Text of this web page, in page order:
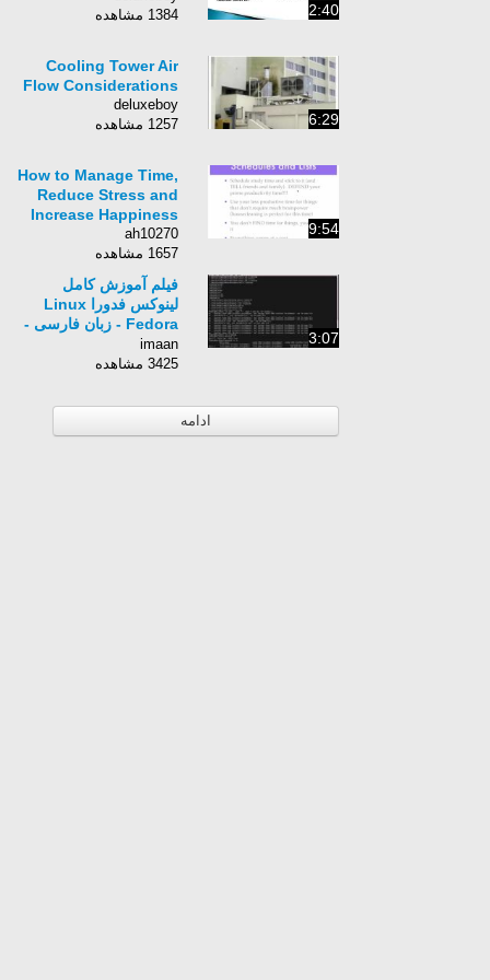
2:40
1384 مشاهده
6:29
Cooling Tower Air
Flow Considerations
deluxeboy
1257 مشاهده
9:54
How to Manage Time,
Reduce Stress and
Increase Happiness
ah10270
1657 مشاهده
3:07
فیلم آموزش کامل
لینوکس فدورا Linux
Fedora - زبان فارسی -
بخش 41
imaan
3425 مشاهده
ادامه